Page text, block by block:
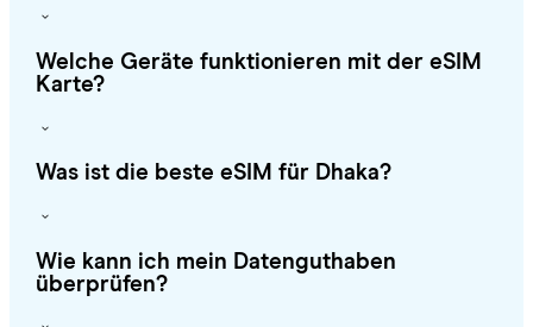
Welche Geräte funktionieren mit der eSIM
Karte?
Was ist die beste eSIM für Dhaka?
Wie kann ich mein Datenguthaben
überprüfen?